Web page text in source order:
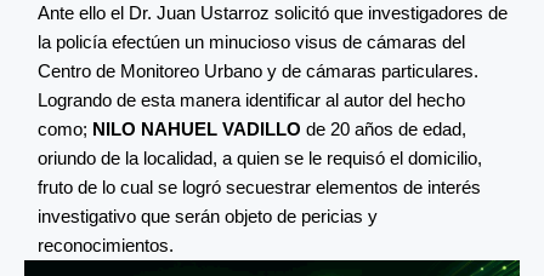
Ante ello el Dr. Juan Ustarroz solicitó que investigadores de
la policía efectúen un minucioso visus de cámaras del
Centro de Monitoreo Urbano y de cámaras particulares.
Logrando de esta manera identificar al autor del hecho
como; NILO NAHUEL VADILLO de 20 años de edad,
oriundo de la localidad, a quien se le requisó el domicilio,
fruto de lo cual se logró secuestrar elementos de interés
investigativo que serán objeto de pericias y
reconocimientos.